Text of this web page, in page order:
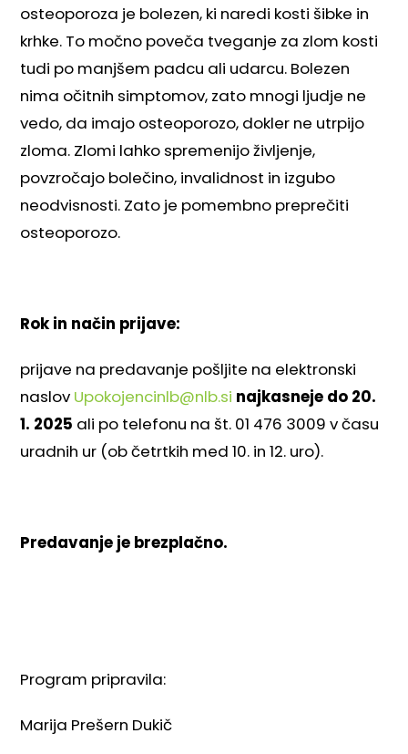
osteoporoza je bolezen, ki naredi kosti šibke in
krhke. To močno poveča tveganje za zlom kosti
tudi po manjšem padcu ali udarcu. Bolezen
nima očitnih simptomov, zato mnogi ljudje ne
vedo, da imajo osteoporozo, dokler ne utrpijo
zloma. Zlomi lahko spremenijo življenje,
povzročajo bolečino, invalidnost in izgubo
neodvisnosti. Zato je pomembno preprečiti
osteoporozo.
Rok in način prijave:
prijave na predavanje pošljite na elektronski
naslov Upokojencinlb@nlb.si najkasneje do 20.
1. 2025 ali po telefonu na št. 01 476 3009 v času
uradnih ur (ob četrtkih med 10. in 12. uro).
Predavanje je brezplačno.
Program pripravila:
Marija Prešern Dukič